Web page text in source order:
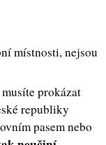
místnosti, nejsou
prokázat
republiky
pasem nebo